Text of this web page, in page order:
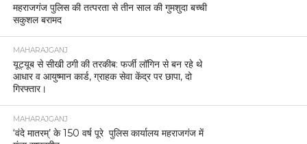
महराजगंज पुलिस की तत्परता से तीन साल की गुमशुदा बच्ची
सकुशल बरामद
MAHARAJGANJ
यूट्यूब से सीखी ठगी की तरकीब: फर्जी लॉगिन से बन रहे थे
आधार व आयुष्मान कार्ड, ग्राहक सेवा केंद्र पर छापा, दो
गिरफ्तार।
MAHARAJGANJ
‘वंदे मातरम्’ के 150 वर्ष पूरे पुलिस कार्यालय महराजगंज में